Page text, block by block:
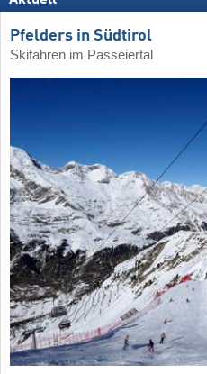
Pfelders in Südtirol
Skifahren im Passeiertal